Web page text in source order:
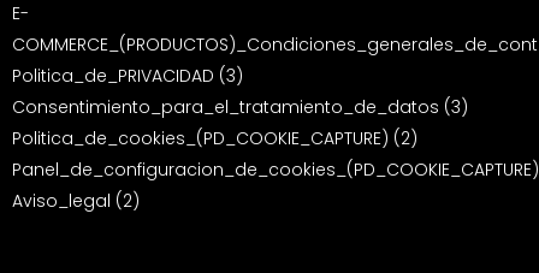
E-
Politica_de_PRIVACIDAD (3)
Consentimiento_para_el_tratamiento_de_datos (3)
Politica_de_cookies_(PD_COOKIE_CAPTURE) (2)
Panel_de_configuracion_de_cookies_(PD_COOKIE_CAPTURE)
Aviso_legal (2)